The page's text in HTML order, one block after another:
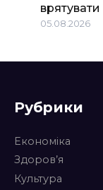
05.08.2026
Рубрики
Економіка
Здоров’я
Культура